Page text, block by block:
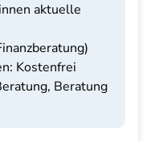
aktuelle
Kostenfrei
Beratung